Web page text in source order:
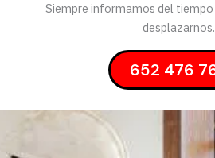
Siempre informamos del
desplazarnos.
652 476